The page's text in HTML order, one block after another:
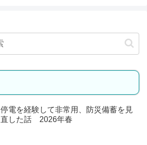
停電を経験して非常用、防災備蓄を見
直した話 2026年春